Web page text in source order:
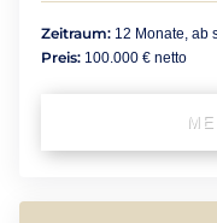
Zeitraum: 12 Monate, ab
Preis: 100.000 € netto